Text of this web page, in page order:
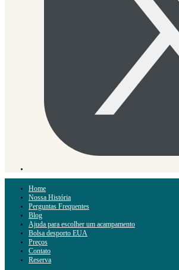
Home
Nossa História
Perguntas Frequentes
Blog
Ajuda para escolher um acampamento
Bolsa desporto EUA
Preços
Contato
Reserva